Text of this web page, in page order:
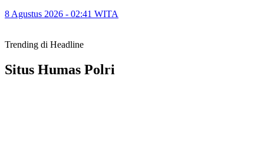
8 Agustus 2026 - 02:41 WITA
Trending di Headline
Situs Humas Polri